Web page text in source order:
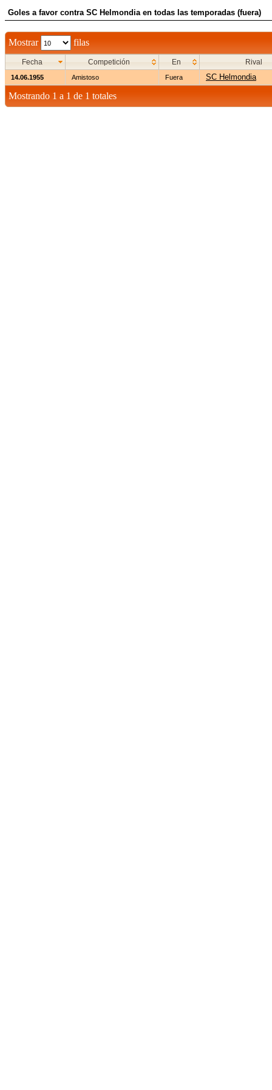
Goles a favor contra SC Helmondia en todas las temporadas (fuera)
Mostrar filas
Fecha Competición En Rival
14.06.1955 Amistoso Fuera SC Helmondia
Mostrando 1 a 1 de 1 totales